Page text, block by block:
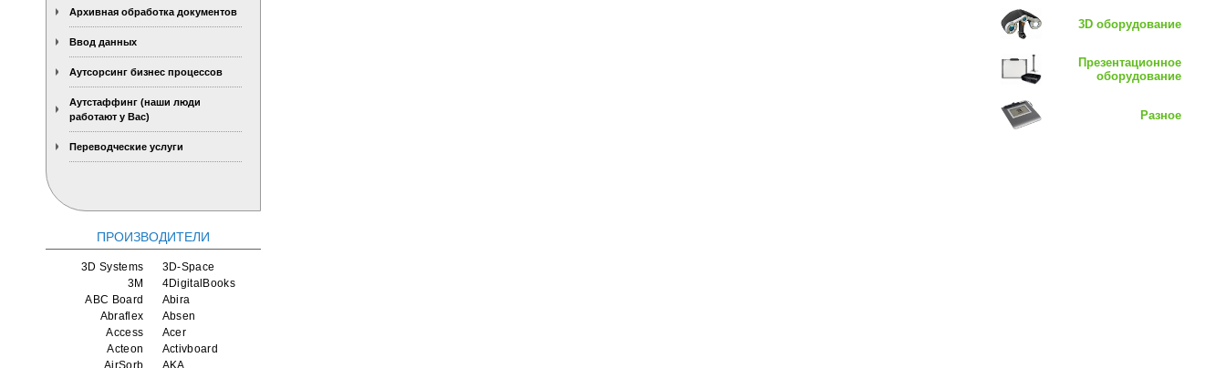
Архивная обработка документов
Ввод данных
Аутсорсинг бизнес процессов
Аутстаффинг (наши люди
работают у Вас)
Переводческие услуги
ПРОИЗВОДИТЕЛИ
3D Systems
3D-Space
3M
4DigitalBooks
ABC Board
Abira
Abraflex
Absen
Access
Acer
Acteon
Activboard
AirSorb
AKA
3D оборудование
Презентационное
оборудование
Разное